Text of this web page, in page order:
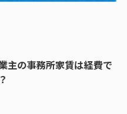
主の事務所家賃は経費で